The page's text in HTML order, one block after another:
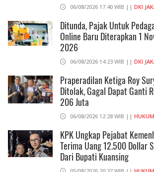
06/08/2026 17:40 WIB || DKI
Ditunda, Pajak Untuk
Online Baru Diterapkan 1
2026
06/08/2026 14:23 WIB || DKI
Praperadilan Ketiga Roy
Ditolak, Gagal Dapat Ganti
206 Juta
06/08/2026 12:28 WIB || HUKUM
KPK Ungkap Pejabat
Terima Uang 12.500 Dollar
Dari Bupati Kuansing